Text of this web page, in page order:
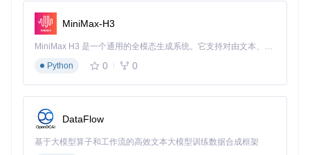
MiniMax-H3
MiniMax H3 是一个通用的全模态生成系统。它支持对由文本、图像、视频和音频组成的多模态上下文进行统一理解，并能生成分辨率高达 2K、时长可达 15 秒的带原生立体声音频的视频。得益于面向任务泛化的系统设计，H3 在预训练阶段就已具备广泛的多模态上下文理解与生成能力，能够出色地执行复杂的多模态指令。
Python
0 0
DataFlow
基于大模型算子和工作流的高效文本大模型训练数据合成框架